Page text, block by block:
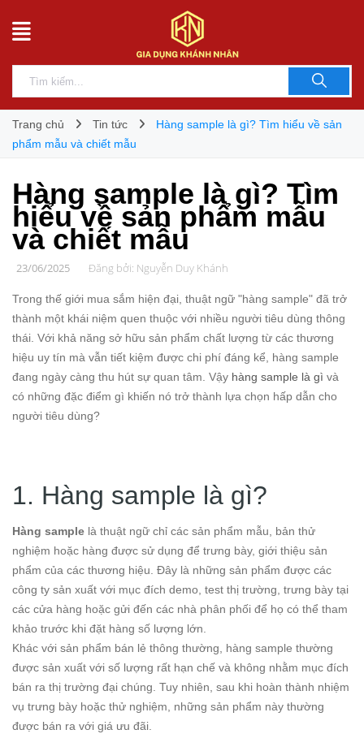
Trang chủ Tin tức
Hàng sample là gì? Tìm hiểu về sản
phẩm mẫu và chiết mẫu
Hàng sample là gì? Tìm
hiểu về sản phẩm mẫu
và chiết mẫu
23/06/2025 Đăng bởi: Nguyễn Duy Khánh
Trong thế giới mua sắm hiện đại, thuật ngữ "hàng sample" đã trở
thành một khái niệm quen thuộc với nhiều người tiêu dùng thông
thái. Với khả năng sở hữu sản phẩm chất lượng từ các thương
hiệu uy tín mà vẫn tiết kiệm được chi phí đáng kể, hàng sample
đang ngày càng thu hút sự quan tâm. Vậy hàng sample là gì và
có những đặc điểm gì khiến nó trở thành lựa chọn hấp dẫn cho
người tiêu dùng?
1. Hàng sample là gì?
Hàng sample là thuật ngữ chỉ các sản phẩm mẫu, bản thử
nghiệm hoặc hàng được sử dụng để trưng bày, giới thiệu sản
phẩm của các thương hiệu. Đây là những sản phẩm được các
công ty sản xuất với mục đích demo, test thị trường, trưng bày tại
các cửa hàng hoặc gửi đến các nhà phân phối để họ có thể tham
khảo trước khi đặt hàng số lượng lớn.
Khác với sản phẩm bán lẻ thông thường, hàng sample thường
được sản xuất với số lượng rất hạn chế và không nhằm mục đích
bán ra thị trường đại chúng. Tuy nhiên, sau khi hoàn thành nhiệm
vụ trưng bày hoặc thử nghiệm, những sản phẩm này thường
được bán ra với giá ưu đãi.